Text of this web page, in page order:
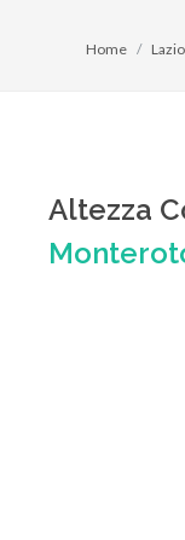
Home Lazio
Altezza